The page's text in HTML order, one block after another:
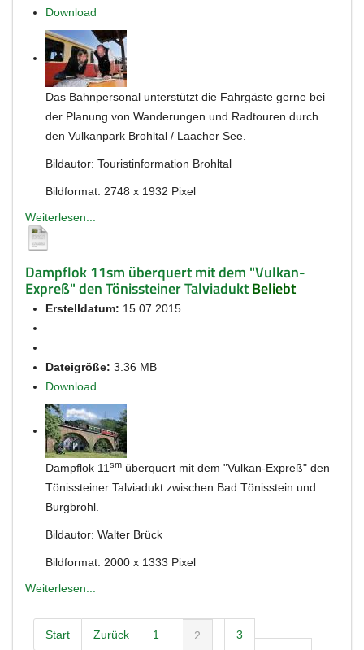
Download
Das Bahnpersonal unterstützt die Fahrgäste gerne bei
der Planung von Wanderungen und Radtouren durch
den Vulkanpark Brohltal / Laacher See.
Bildautor: Touristinformation Brohltal
Bildformat: 2748 x 1932 Pixel
Weiterlesen...
Dampflok 11sm überquert mit dem "Vulkan-
Expreß" den Tönissteiner TalviaduktBeliebt
Erstelldatum: 15.07.2015
Dateigröße: 3.36 MB
Download
Dampflok 11 sm überquert mit dem "Vulkan-Expreß" den
Tönissteiner Talviadukt zwischen Bad Tönisstein und
Burgbrohl.
Bildautor: Walter Brück
Bildformat: 2000 x 1333 Pixel
Weiterlesen...
Start Zurück 1 2
3